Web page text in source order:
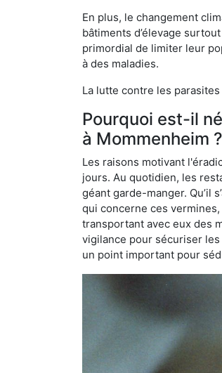
En plus, le changement
bâtiments d’élevage
primordial de limiter leur
à des maladies.
La lutte contre les
Pourquoi est-il
à Mommenheim ?
Les raisons motivant
jours. Au quotidien, les
géant garde-manger. Qu’il
qui concerne ces
transportant avec eux des
vigilance pour sécuriser les
un point important pour